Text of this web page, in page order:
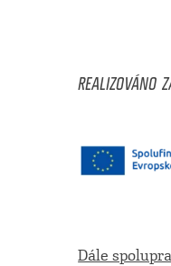
REALIZOVÁNO
Dále